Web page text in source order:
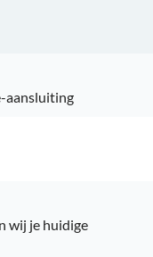
aansluiting
wij je huidige